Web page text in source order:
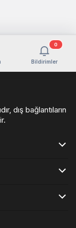
Bildirimler
0
dış bağlantıların